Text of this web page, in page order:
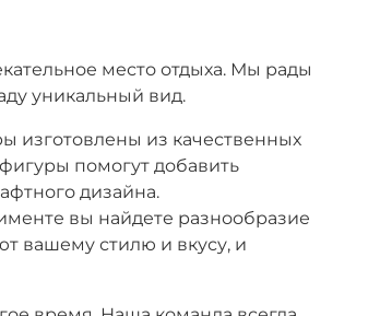
место отдыха. Мы рады
уникальный вид.
изготовлены из качественных
помогут добавить
дизайна.
вы найдете разнообразие
вашему стилю и вкусу, и